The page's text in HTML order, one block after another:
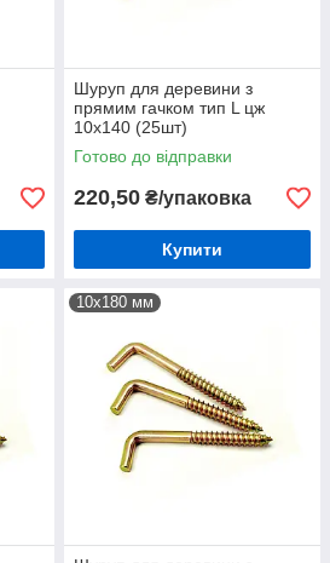
Шуруп для деревини з
прямим гачком тип L цж
10х140 (25шт)
Готово до відправки
220,50 ₴/упаковка
Купити
10х180 мм